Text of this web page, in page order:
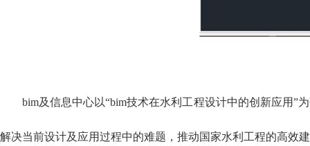
bim及信息中心以“bim技术在水利工程设计中的创新应用”
解决当前设计及应用过程中的难题，推动国家水利工程的高效